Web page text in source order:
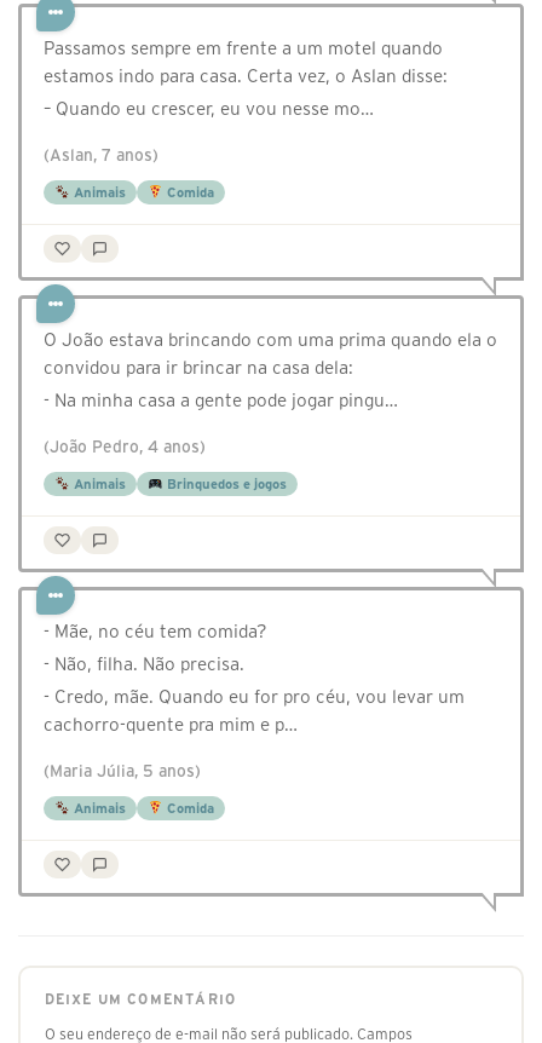
Passamos sempre em frente a um motel quando
estamos indo para casa. Certa vez, o Aslan disse:
– Quando eu crescer, eu vou nesse mo…
(Aslan, 7 anos)
Animais Comida
O João estava brincando com uma prima quando ela o
convidou para ir brincar na casa dela:
- Na minha casa a gente pode jogar pingu…
(João Pedro, 4 anos)
Animais Brinquedos e jogos
- Mãe, no céu tem comida?
- Não, filha. Não precisa.
- Credo, mãe. Quando eu for pro céu, vou levar um
cachorro-quente pra mim e p…
(Maria Júlia, 5 anos)
Animais Comida
DEIXE UM COMENTÁRIO
O seu endereço de e-mail não será publicado. Campos